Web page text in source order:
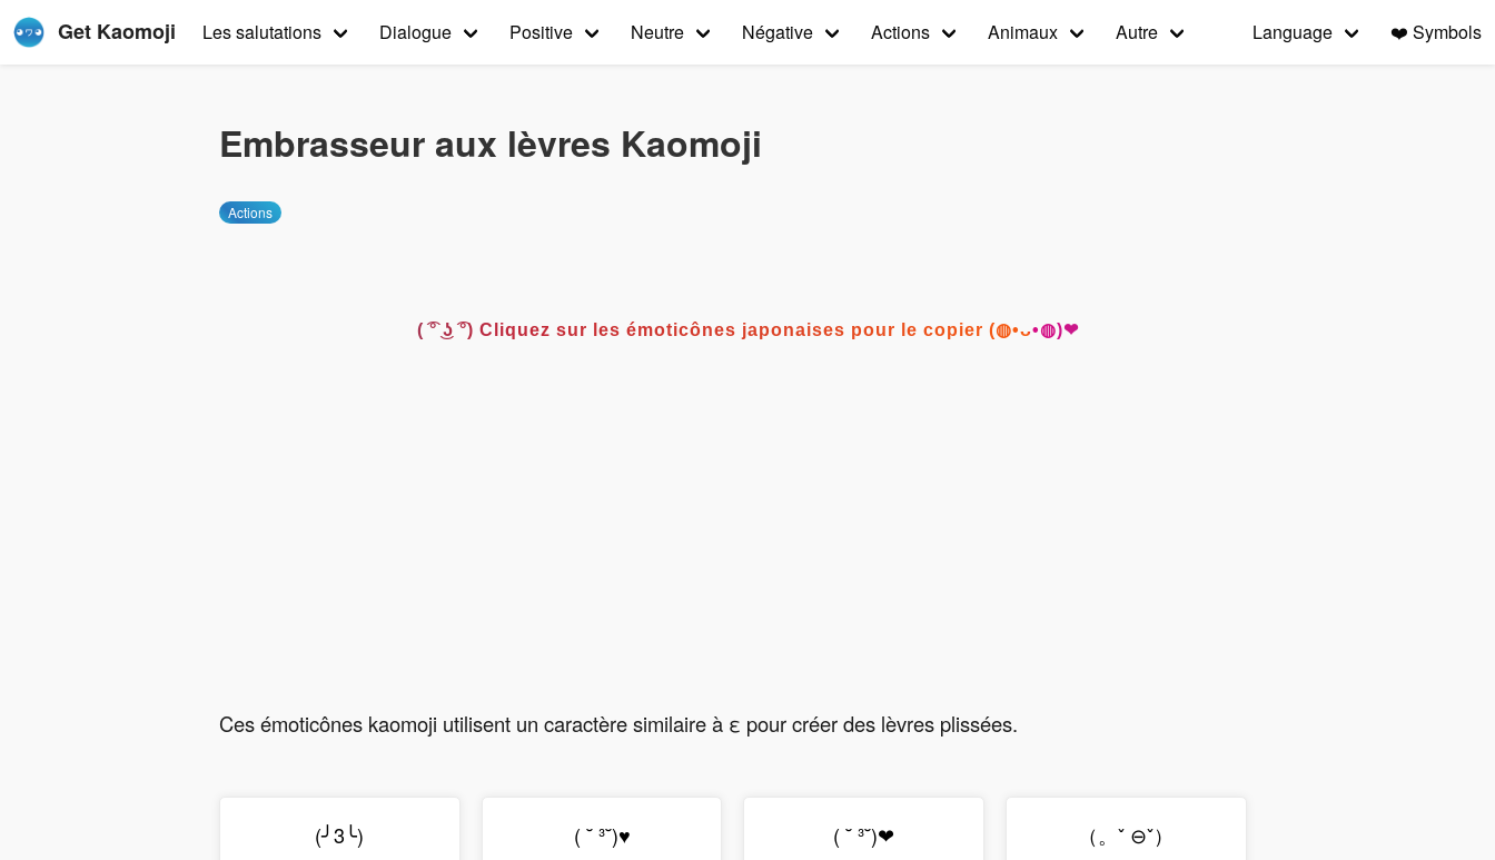
Get Kaomoji Les salutations Dialogue Positive Neutre Négative Actions Animaux Autre Language ❤️ Symbols
Embrasseur aux lèvres Kaomoji
Actions
( ͡° ͜ʖ ͡°) Cliquez sur les émoticônes japonaises pour le copier (◍•ᴗ•◍)❤
Ces émoticônes kaomoji utilisent un caractère similaire à ε pour créer des lèvres plissées.
(╯3╰) ( ˘ ³˘)♥ ( ˘ ³˘)❤ （。ˇ ⊖ˇ）